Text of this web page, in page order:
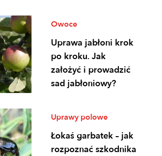
Owoce
Uprawa jabłoni krok
po kroku. Jak
założyć i prowadzić
sad jabłoniowy?
Uprawy polowe
Łokaś garbatek – jak
rozpoznać szkodnika